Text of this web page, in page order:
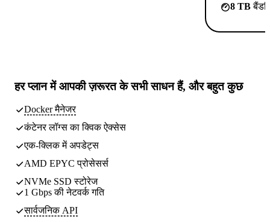
8 TB
हर प्लान मेंआपकी ज़रूरत के सभी साधनहैं, और बहुत कुछ
Docker मैनेजर
कंटेनर लॉग्स का क्विक ऐक्सेस
एक-क्लिक में अपडेट्स
AMD EPYC प्रोसेसर्स
NVMe SSD स्टोरेज
1 Gbps की नेटवर्क गति
सार्वजनिक API